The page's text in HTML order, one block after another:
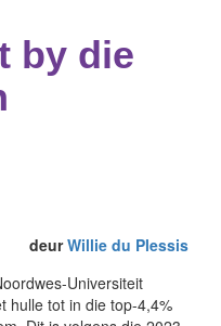
by die
deurWillie du Plessis
Universiteit
hulle tot in die top-4,4%